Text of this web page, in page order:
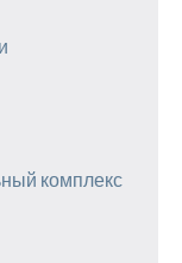
комплекс